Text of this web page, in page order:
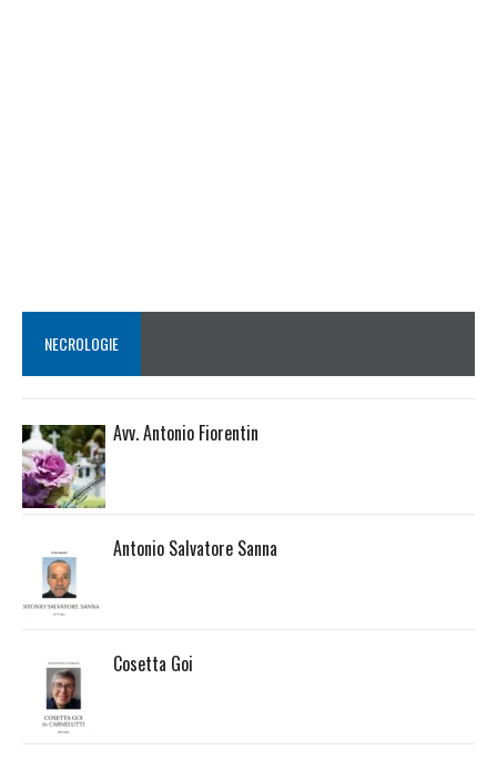
NECROLOGIE
Avv. Antonio Fiorentin
Antonio Salvatore Sanna
Cosetta Goi